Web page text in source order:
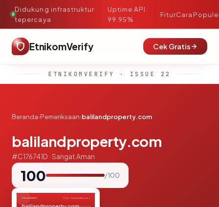
Didukung infrastruktur
tepercaya
·
Uptime API:
99.95%
FiturCara
EtnikomVerify Cek Gratis
ETNIKOMVERIFY · ISSUE 22
Beranda›Pemeriksaan›balilandproperty.com
balilandproperty.com
#C176741D · Sangat Aman
100 / 100